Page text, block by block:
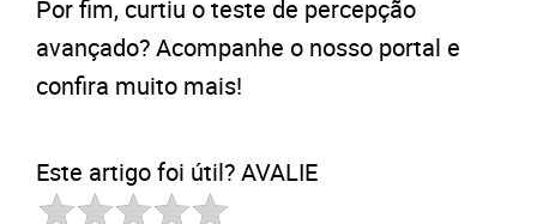
Por fim, curtiu o teste de percepção
avançado? Acompanhe o nosso portal e
confira muito mais!
Este artigo foi útil? AVALIE